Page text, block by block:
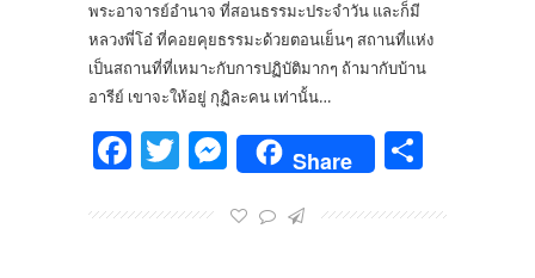
พระอาจารย์อำนาจ ที่สอนธรรมะประจำวัน และก็มี
หลวงพี่โอ๋ ที่คอยคุยธรรมะด้วยตอนเย็นๆ สถานที่แห่ง
เป็นสถานที่ที่เหมาะกับการปฏิบัติมากๆ ถ้ามากับบ้าน
อารีย์ เขาจะให้อยู่ กุฏิละคน เท่านั้น…
Facebook
Twitter
Messenger
Share